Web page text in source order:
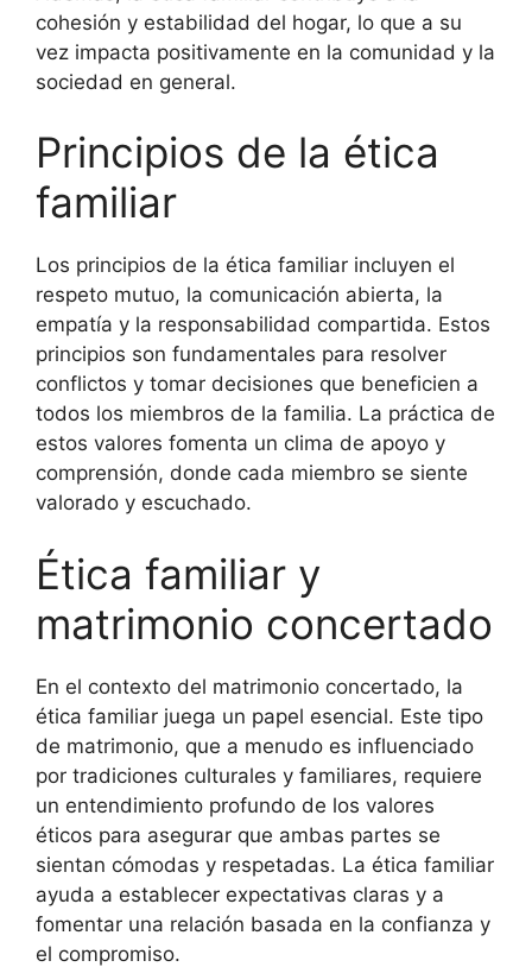
cohesión y estabilidad del hogar, lo que a su
vez impacta positivamente en la comunidad y la
sociedad en general.
Principios de la ética
familiar
Los principios de la ética familiar incluyen el
respeto mutuo, la comunicación abierta, la
empatía y la responsabilidad compartida. Estos
principios son fundamentales para resolver
conflictos y tomar decisiones que beneficien a
todos los miembros de la familia. La práctica de
estos valores fomenta un clima de apoyo y
comprensión, donde cada miembro se siente
valorado y escuchado.
Ética familiar y
matrimonio concertado
En el contexto del matrimonio concertado, la
ética familiar juega un papel esencial. Este tipo
de matrimonio, que a menudo es influenciado
por tradiciones culturales y familiares, requiere
un entendimiento profundo de los valores
éticos para asegurar que ambas partes se
sientan cómodas y respetadas. La ética familiar
ayuda a establecer expectativas claras y a
fomentar una relación basada en la confianza y
el compromiso.